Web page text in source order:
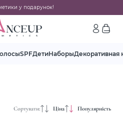
у подарунок!
SPFДетиНаборыДекоративная
Сортувати: Ціна Популярність